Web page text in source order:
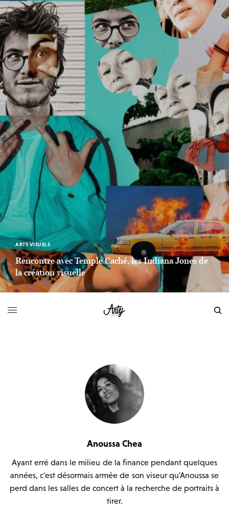
ARTS VISUELS
Rencontre avec Temple Caché, les Indiana Jones de
la création visuelle
Anoussa Chea
Ayant erré dans le milieu de la finance pendant quelques
années, c'est désormais armée de son viseur qu'Anoussa se
perd dans les salles de concert à la recherche de portraits à
tirer.